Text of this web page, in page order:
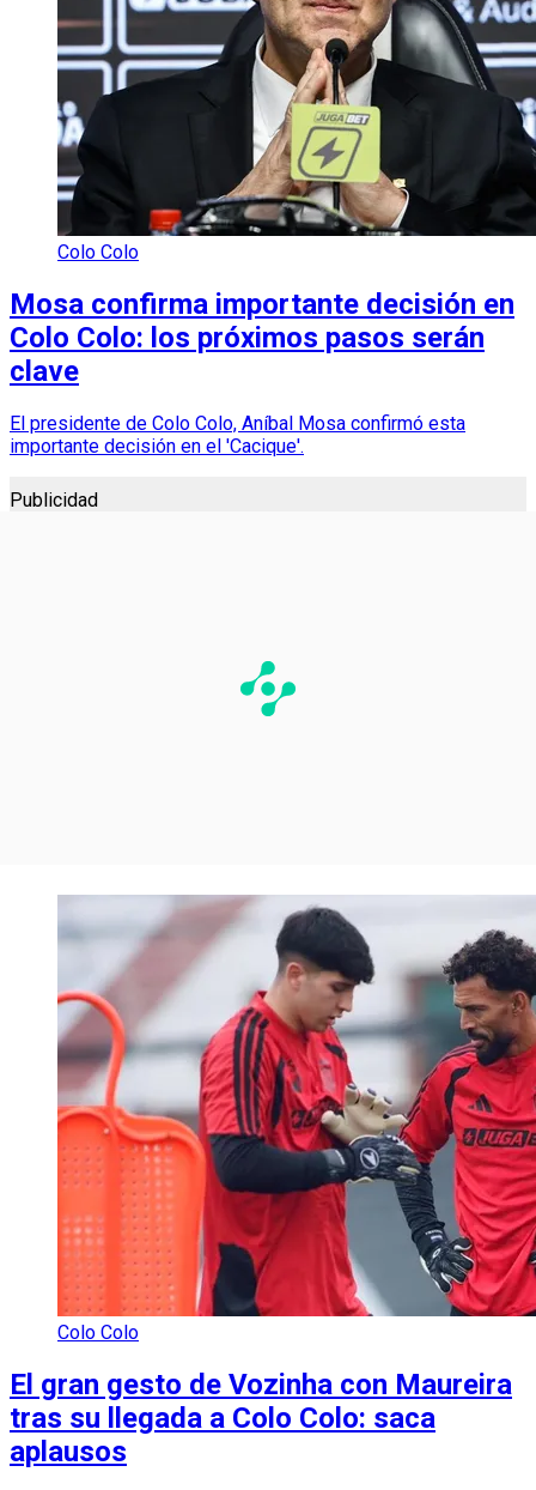
Colo Colo
Mosa confirma importante decisión en
Colo Colo: los próximos pasos serán
clave
El presidente de Colo Colo, Aníbal Mosa confirmó esta
importante decisión en el 'Cacique'.
Publicidad
Colo Colo
El gran gesto de Vozinha con Maureira
tras su llegada a Colo Colo: saca
aplausos